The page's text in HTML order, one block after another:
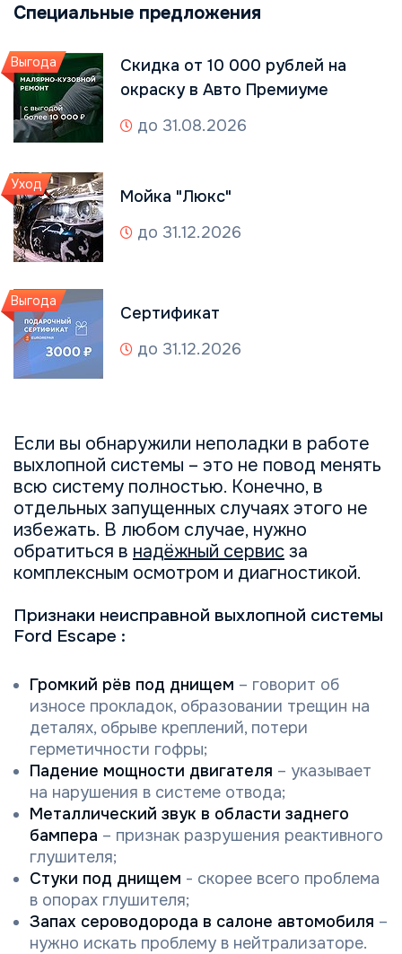
Если вы обнаружили неполадки в работе
выхлопной системы – это не повод менять
всю систему полностью. Конечно, в
отдельных запущенных случаях этого не
избежать. В любом случае, нужно
обратиться в надёжный сервис за
комплексным осмотром и диагностикой.
Признаки неисправной выхлопной системы
Ford Escape :
Громкий рёв под днищем – говорит об
износе прокладок, образовании трещин на
деталях, обрыве креплений, потери
герметичности гофры;
Падение мощности двигателя – указывает
на нарушения в системе отвода;
Металлический звук в области заднего
бампера – признак разрушения реактивнoгo
глушителя;
Стуки под днищем - скорее всего проблема
в опорах глушителя;
Запах сероводорода в салоне автомобиля –
нужно искать проблему в нейтрализаторе.
Специальные предложения
Выгода
Скидка от 10 000 рублей на
окраску в Авто Премиуме
до 31.08.2026
Уход
Мойка "Люкс"
до 31.12.2026
Выгода
Сертификат
до 31.12.2026